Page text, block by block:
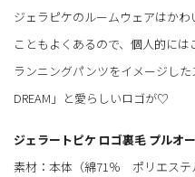
ジェラピケのルームウェアはか
こともよくあるので、個人的には
ランニングパンツをイメージした
DREAM」と愛らしいロゴが♡
ジェラートピケ ロゴ裏毛 プルオ
素材：本体（綿71％ ポリエス